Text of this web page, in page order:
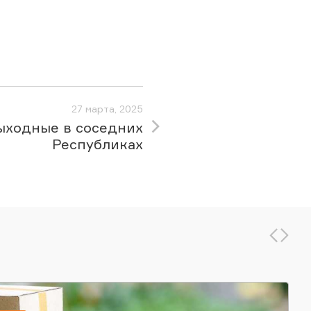
27 марта, 2025
в соседних
Республиках